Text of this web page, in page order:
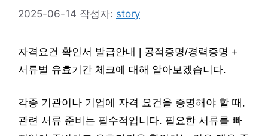
2025-06-14 작성자: story
자격요건 확인서 발급안내 | 공적증명/경력증명 +
서류별 유효기간 체크에 대해 알아보겠습니다.
각종 기관이나 기업에 자격 요건을 증명해야 할 때,
관련 서류 준비는 필수적입니다. 필요한 서류를 빠